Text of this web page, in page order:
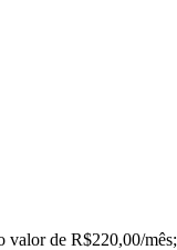
valor de R$220,00/mês;